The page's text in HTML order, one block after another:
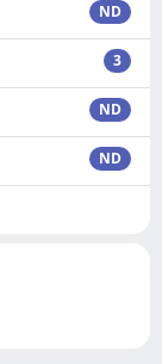
ND
3
ND
ND